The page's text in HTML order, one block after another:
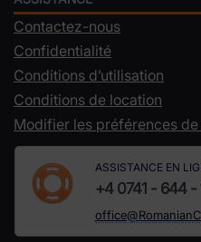
Contactez-nous
Confidentialité
Conditions d’utilisation
Conditions de location
Modifier les préférences
ASSISTANCE EN
+4 0741 - 644 -